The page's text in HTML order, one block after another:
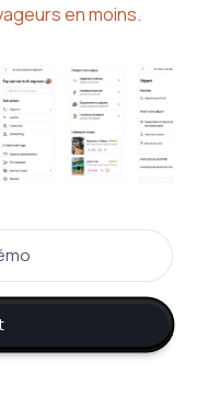
en moins.